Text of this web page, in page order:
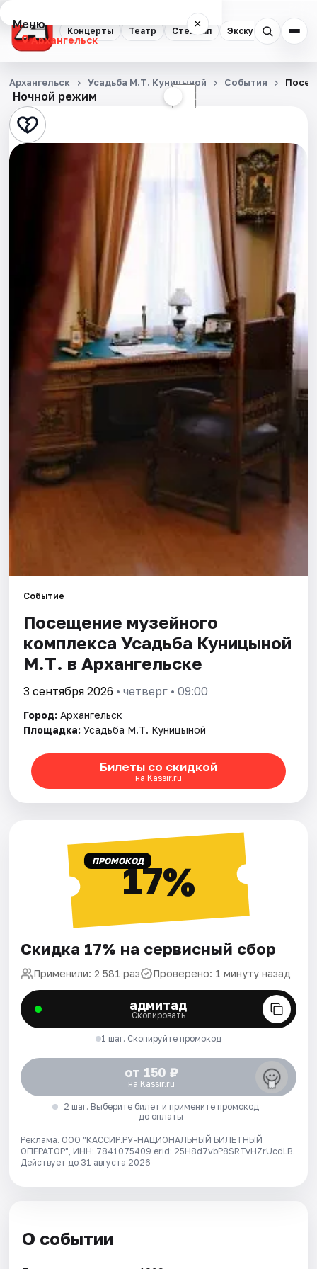
Концерты Театр Стендап Экскурсии
Меню ×
Архангельск
Концерты
Театр
Стендап
Площадки
Артисты
Рейтинги
Ночной режим ☾
Архангельск Усадьба М.Т. Куницыной События
Событие
Посещение музейного
комплекса Усадьба Куницыной
М.Т. в Архангельске
3 сентября 2026 • четверг • 09:00
Город: Архангельск
Площадка: Усадьба М.Т. Куницыной
Билеты со скидкой
на Kassir.ru
ПРОМОКОД17%
Скидка 17% на сервисный сбор
Применили: 2 581 раз Проверено: 1 минуту назад
адмитад
Скопировать
1 шаг. Скопируйте промокод
от 150 ₽
на Kassir.ru
2 шаг. Выберите билет и примените промокод
до оплаты
Реклама. ООО "КАССИР.РУ-НАЦИОНАЛЬНЫЙ БИЛЕТНЫЙ
ОПЕРАТОР", ИНН: 7841075409 erid: 25H8d7vbP8SRTvHZrUcdLB.
Действует до 31 августа 2026
О событии